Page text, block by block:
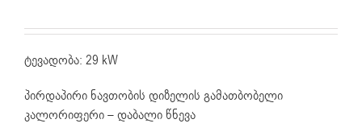
ტევადობა: 29 kW
პირდაპირი ნავთობის დიზელის გამათბობელი
კალორიფერი – დაბალი წნევა